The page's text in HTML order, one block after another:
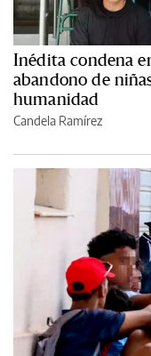
Inédita condena
abandono de
humanidad
Candela Ramírez